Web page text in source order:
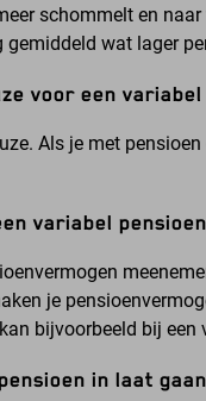
schommelt en
wat lager
voor een
Als je met
variabel
je
bijvoorbeeld bij een
in laat